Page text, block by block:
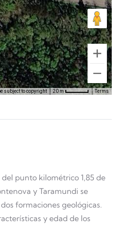
subject to copyright 20 m Terms
del punto kilométrico 1,85 de
y Taramundi se
formaciones geológicas.
y edad de los